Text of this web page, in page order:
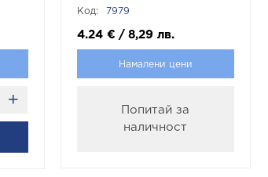
V-TAC
Код: 7979
4.24 € / 8,29 лв.
Намалени цени
Попитай за
наличност